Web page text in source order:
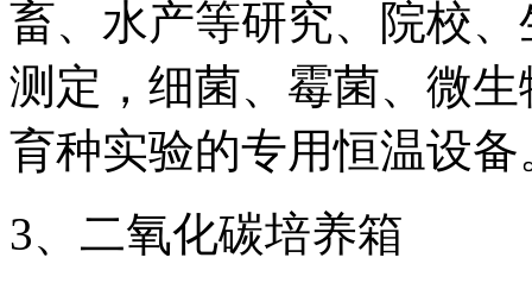
畜、水产等研究、院校
测定，细菌、霉菌、微
育种实验的专用恒温设备
3、二氧化碳培养箱